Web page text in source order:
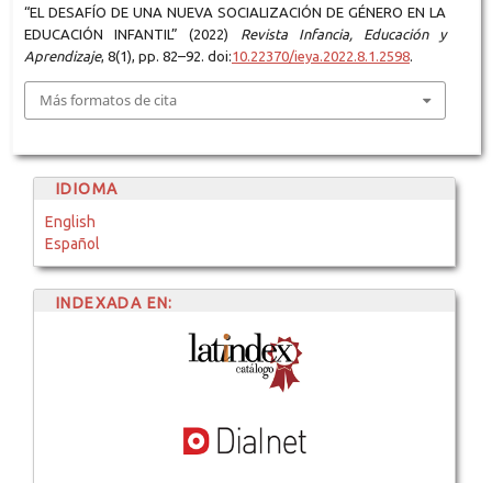
“EL DESAFÍO DE UNA NUEVA SOCIALIZACIÓN DE GÉNERO EN LA
EDUCACIÓN INFANTIL” (2022)
Revista Infancia, Educación y
Aprendizaje, 8(1), pp. 82–92. doi:10.22370/ieya.2022.8.1.2598.
Más formatos de cita
IDIOMA
English
Español
INDEXADA EN: